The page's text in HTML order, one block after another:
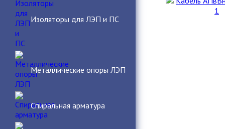
Изоляторы для ЛЭП и ПС
Металлические опоры ЛЭП
Спиральная арматура